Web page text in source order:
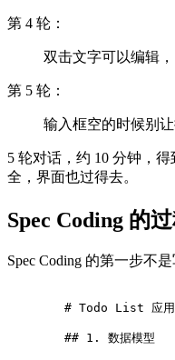
第 4 轮：
双击文字可以编辑，
第 5 轮：
输入框空的时候别
5 轮对话，约 10 分钟，
全，界面也过得去。
Spec Coding 的
Spec Coding 的第一步不
# Todo List 应用
## 1. 数据模型